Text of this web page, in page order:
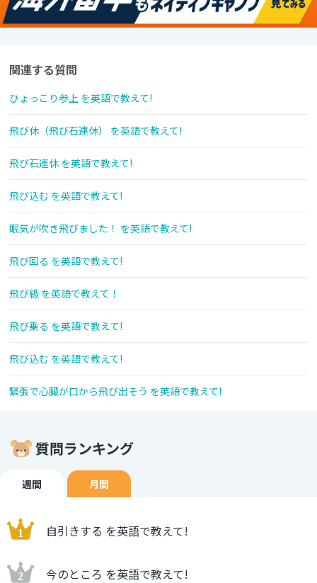
関連する質問
ひょっこり参上 を英語で教えて!
飛び休（飛び石連休） を英語で教えて!
飛び石連休 を英語で教えて!
飛び込む を英語で教えて!
眠気が吹き飛びました！ を英語で教えて!
飛び回る を英語で教えて!
飛び級 を英語で教えて！
飛び乗る を英語で教えて!
飛び込む を英語で教えて!
緊張で心臓が口から飛び出そう を英語で教えて!
質問ランキング
週間 月間
自引きする を英語で教えて!
今のところ を英語で教えて!